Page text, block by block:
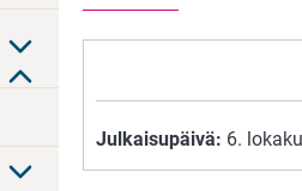
Julkaisupäivä: 6.